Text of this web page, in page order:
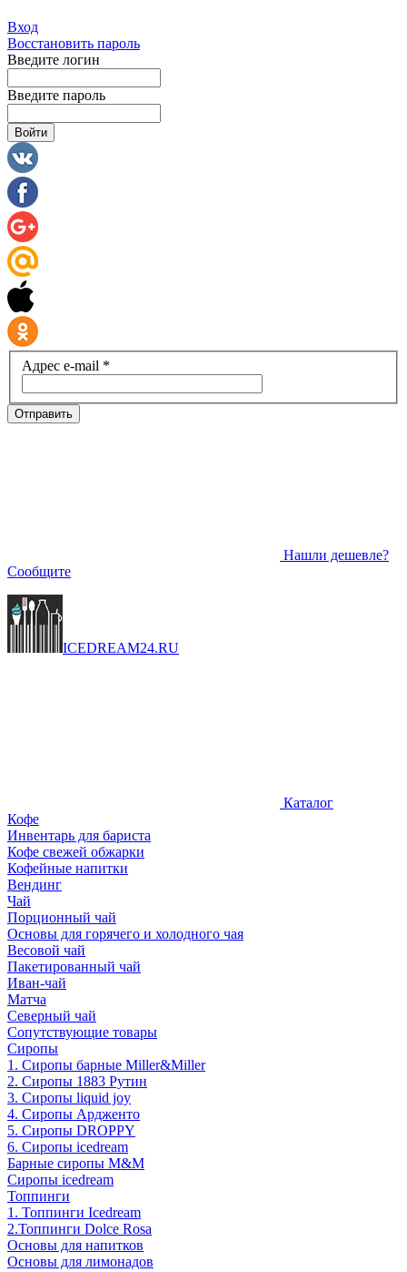
Вход
Восстановить пароль
Введите логин
Введите пароль
Войти
Адрес e-mail *
Отправить
Нашли дешевле?
Сообщите
ICEDREAM24.RU
Каталог
Кофе
Инвентарь для бариста
Кофе свежей обжарки
Кофейные напитки
Вендинг
Чай
Порционный чай
Основы для горячего и холодного чая
Весовой чай
Пакетированный чай
Иван-чай
Матча
Северный чай
Сопутствующие товары
Сиропы
1. Сиропы барные Miller&Miller
2. Сиропы 1883 Рутин
3. Cиропы liquid joy
4. Cиропы Ардженто
5. Сиропы DROPPY
6. Сиропы icedream
Барные сиропы M&M
Сиропы icedream
Топпинги
1. Топпинги Icedream
2.Топпинги Dolce Rosa
Основы для напитков
Основы для лимонадов